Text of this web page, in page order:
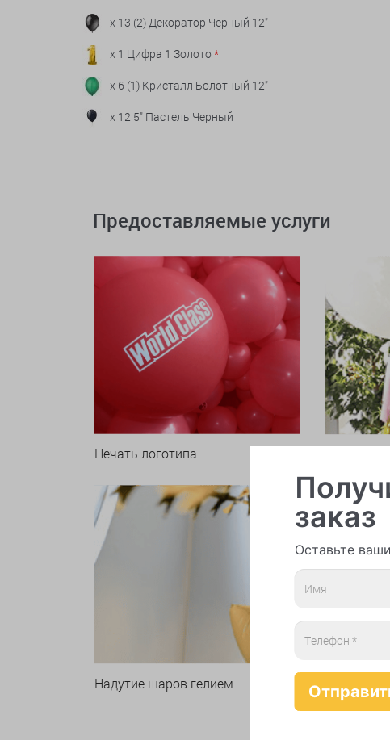
x 13 (2) Декоратор Черный 12"
x 1 Цифра 1 Золото *
x 6 (1) Кристалл Болотный 12"
x 12 5" Пастель Черный
Предоставляемые услуги
Печать логотипа
Надутие шаров гелием
заказ
Оставьте